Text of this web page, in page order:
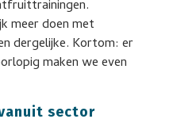
meer doen met
dergelijke. Kortom: er
maken we even
sector